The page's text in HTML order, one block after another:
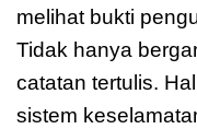
melihat bukti
Tidak hanya
catatan tertulis.
sistem